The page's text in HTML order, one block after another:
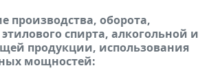
производства, оборота,
спирта, алкогольной и
продукции, использования
мощностей: